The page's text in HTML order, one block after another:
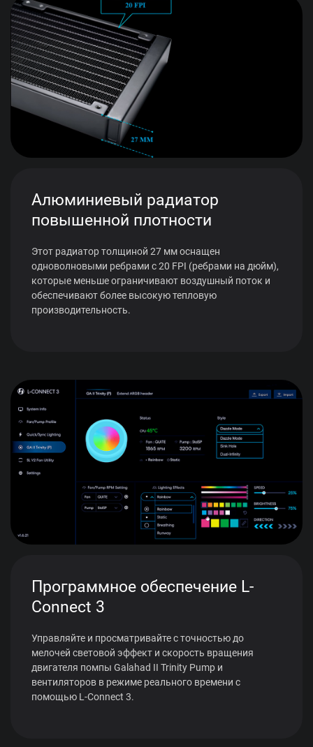
Алюминиевый радиатор
повышенной плотности
Этот радиатор толщиной 27 мм оснащен
одноволновыми ребрами с 20 FPI (ребрами на дюйм),
которые меньше ограничивают воздушный поток и
обеспечивают более высокую тепловую
производительность.
Программное обеспечение L-
Connect 3
Управляйте и просматривайте с точностью до
мелочей световой эффект и скорость вращения
двигателя помпы Galahad II Trinity Pump и
вентиляторов в режиме реального времени с
помощью L-Connect 3.